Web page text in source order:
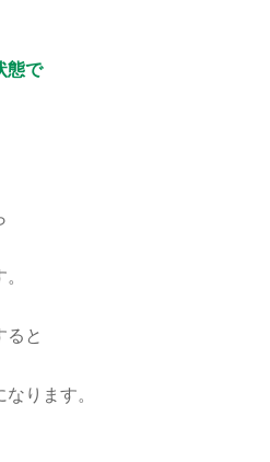
態で
。
ると
なります。